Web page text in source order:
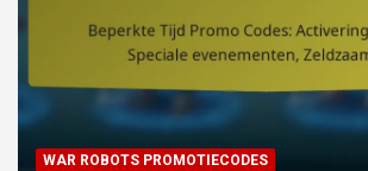
WAR ROBOTS PROMOTIECODES